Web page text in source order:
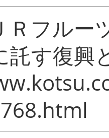
フルー
す復興